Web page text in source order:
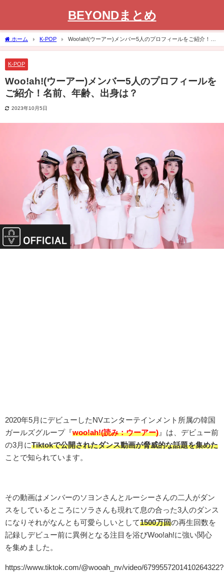
BEYONDまとめ
ホーム K-POP
Woo!ah!(ウーアー)メンバー5人のプロフィールをご紹介！名
前、年齢、出身は？
K-POP
Woo!ah!(ウーアー)メンバー5人のプロフィールを
ご紹介！名前、年齢、出身は？
2023年10月5日
2020年5月にデビューした NVエンターテインメント所属の韓国
ガールズグループ『woo!ah!(読み：ウーアー) 』は、デビュー前
の3月にTiktokで公開されたダンス動画が脅威的な話題を集めた
ことで知られています。
その動画はメンバーのソヨンさんとルーシーさんの二人がダン
スをしているところにソラさんも現れて息の合った3人のダンス
になりそれがなんとも可愛らしいとして1500万回の再生回数を
記録しデビュー前に異例となる注目を浴びWoo!ah!に強い関心
を集めました。
https://www.tiktok.com/@wooah_nv/video/6799557201410264322?